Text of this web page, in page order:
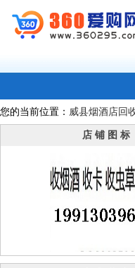
您的当前位置： 威县烟酒店回
店 铺 图 标